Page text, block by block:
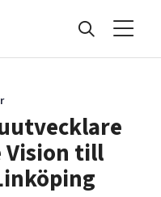
Vision till